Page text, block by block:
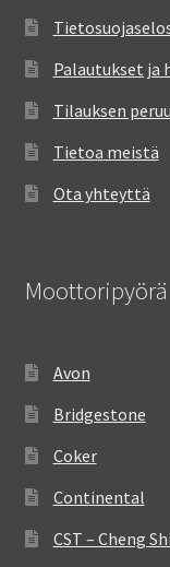
Palautukset ja
Tilauksen
Tietoa meistä
Ota yhteyttä
Avon
Bridgestone
Coker
Continental
CST – Cheng